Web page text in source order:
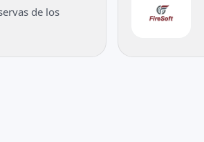
de los